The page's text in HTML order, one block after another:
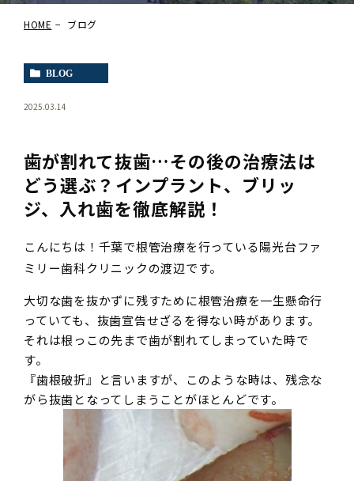
HOME ブログ
BLOG
2025.03.14
歯が割れて抜歯…その後の治療法は
どう選ぶ？インプラント、ブリッ
ジ、入れ歯を徹底解説！
こんにちは！千葉で根管治療を行っている陽光台ファ
ミリー歯科クリニックの渡辺です。
大切な歯を抜かずに残すために根管治療を一生懸命行
っていても、抜歯宣告せざるを得ない時があります。
それは根っこの先まで歯が割れてしまっていた時で
す。
『歯根破折』と言いますが、このような時は、残念な
がら抜歯となってしまうことがほとんどです。